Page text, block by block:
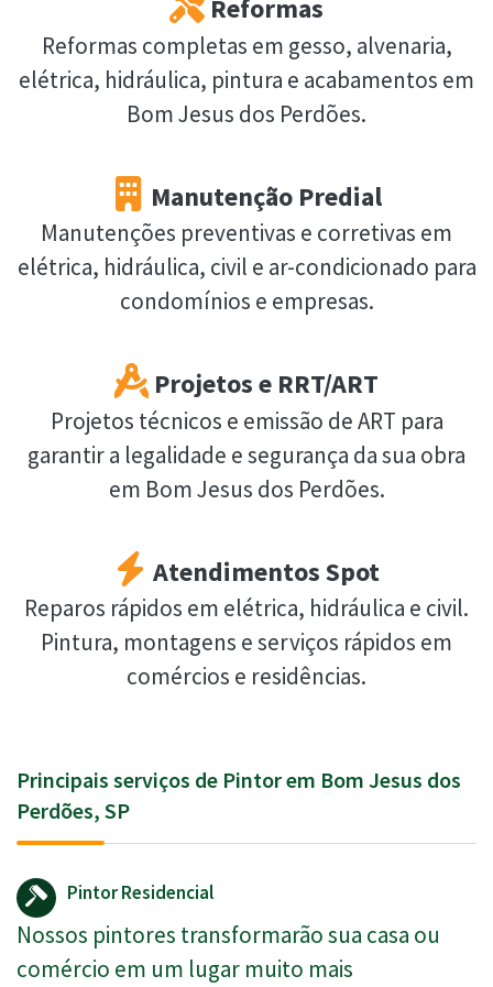
Reformas
Reformas completas em gesso, alvenaria,
elétrica, hidráulica, pintura e acabamentos em
Bom Jesus dos Perdões.
Manutenção Predial
Manutenções preventivas e corretivas em
elétrica, hidráulica, civil e ar-condicionado para
condomínios e empresas.
Projetos e RRT/ART
Projetos técnicos e emissão de ART para
garantir a legalidade e segurança da sua obra
em Bom Jesus dos Perdões.
Atendimentos Spot
Reparos rápidos em elétrica, hidráulica e civil.
Pintura, montagens e serviços rápidos em
comércios e residências.
Principais serviços de Pintor em Bom Jesus dos
Perdões, SP
Pintor Residencial
Nossos pintores transformarão sua casa ou
comércio em um lugar muito mais